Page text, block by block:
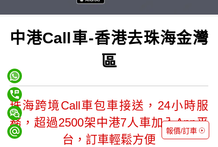
中港Call車-香港去珠海金灣
區
珠海跨境Call車包車接送，24小時服
務，超過2500架中港7人車加入App平
台，訂車輕鬆方便
報價/訂車